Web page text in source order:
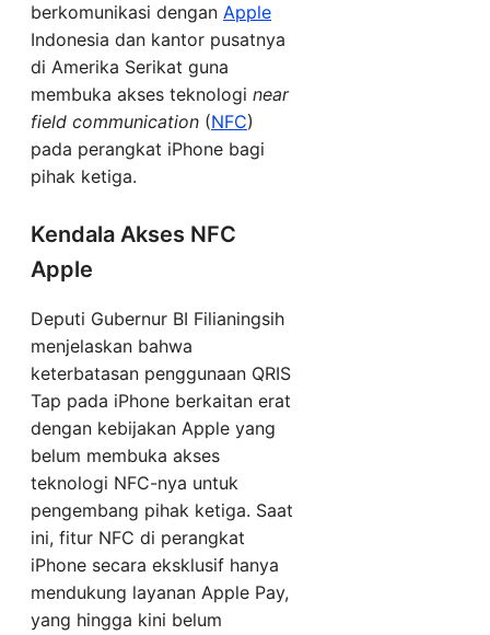
berkomunikasi dengan Apple
Indonesia dan kantor pusatnya
di Amerika Serikat guna
membuka akses teknologi near
field communication (NFC)
pada perangkat iPhone bagi
pihak ketiga.
Kendala Akses NFC
Apple
Deputi Gubernur BI Filianingsih
menjelaskan bahwa
keterbatasan penggunaan QRIS
Tap pada iPhone berkaitan erat
dengan kebijakan Apple yang
belum membuka akses
teknologi NFC-nya untuk
pengembang pihak ketiga. Saat
ini, fitur NFC di perangkat
iPhone secara eksklusif hanya
mendukung layanan Apple Pay,
yang hingga kini belum